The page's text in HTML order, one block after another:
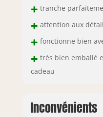
+ tranche
+ attention aux
+ fonctionne bien
+ très bien emballé
cadeau
Inconvénients